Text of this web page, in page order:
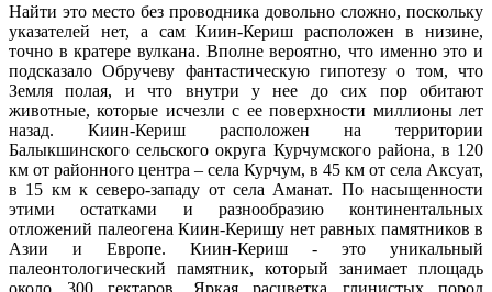
Найти это место без проводника довольно сложно, поскольку
указателей нет, а сам Киин-Кериш расположен в низине,
точно в кратере вулкана. Вполне вероятно, что именно это и
подсказало Обручеву фантастическую гипотезу о том, что
Земля полая, и что внутри у нее до сих пор обитают
животные, которые исчезли с ее поверхности миллионы лет
назад. Киин-Кериш расположен на территории
Балыкшинского сельского округа Курчумского района, в 120
км от районного центра – села Курчум, в 45 км от села Аксуат,
в 15 км к северо-западу от села Аманат. По насыщенности
этими остатками и раз­нообразию континентальных
отложений палеогена Киин-Керишу нет равных памятников в
Азии и Европе. Киин-Кериш - это уникальный
палеонтологический памятник, который занимает площадь
около 300 гектаров. Яркая расцветка глинистых пород